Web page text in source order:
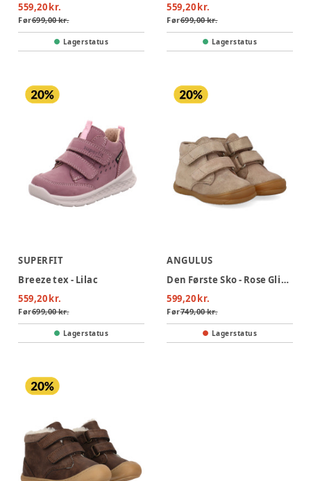
559,20 kr.
Før699,00 kr.
Lagerstatus
559,20 kr.
Før699,00 kr.
Lagerstatus
SUPERFIT
Breeze tex - Lilac
559,20 kr.
Før699,00 kr.
Lagerstatus
ANGULUS
Den Første Sko - Rose Glitter Suede
599,20 kr.
Før749,00 kr.
Lagerstatus